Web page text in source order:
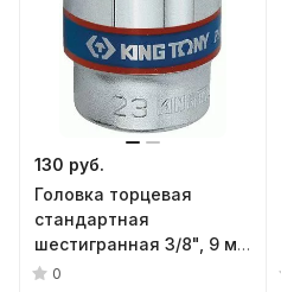
130 руб.
Головка торцевая
стандартная
шестигранная 3/8", 9 мм
KING TONY 333509M
0